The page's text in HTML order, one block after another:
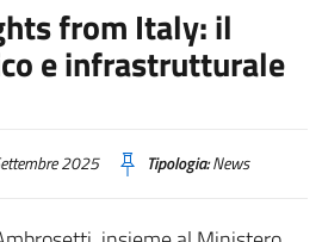
from Italy: il
e infrastrutturale
2025 Tipologia:News